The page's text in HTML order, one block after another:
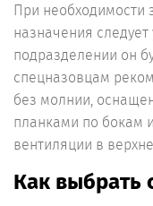
При необходимости
назначения
подразделении он
спецназовцам
без молнии,
планками по бокам
вентиляции в
Как выбрать